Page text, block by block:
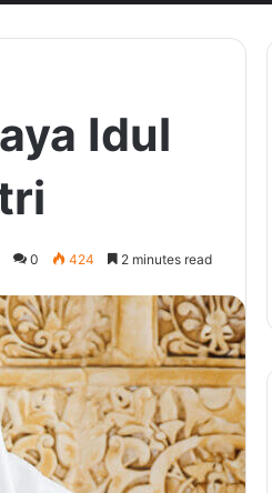
Idul
0 424 2 minutes read